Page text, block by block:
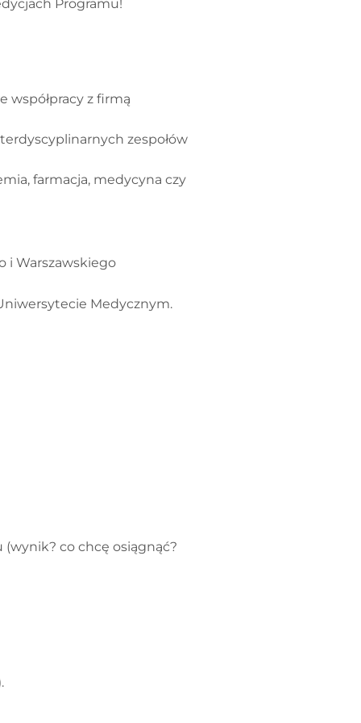
Programu!
współpracy z firmą
zespołów
farmacja, medycyna czy
i Warszawskiego
Medycznym.
co chcę osiągnąć?